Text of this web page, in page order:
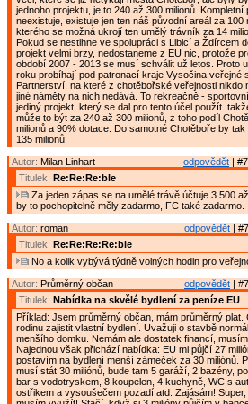
jednoho projektu, je to 240 až 300 milionů. Kompletní
neexistuje, existuje jen ten náš původní areál za 100
kterého se možná ukrojí ten umělý trávník za 14
Pokud se nestihne ve spolupráci s Libicí a Ždírcem
projekt velmi brzy, nedostaneme z EU nic, protože
období 2007 - 2013 se musí schválit už letos. Proto
roku probíhají pod patronací kraje Vysočina veřejné
Partnerství, na které z chotěbořské veřejnosti nikdo
jiné náměty na nich nedává. To rekreačně -
jediný projekt, který se dal pro tento účel použít.
může to být za 240 až 300 milionů, z toho podíl
milionů a 90% dotace. Do samotné Chotěboře by
135 milionů.
odpovědět |
Autor: Milan Linhart
Titulek: Re:Re:Re:ble
Za jeden zápas se na umělé trávě účtuje 3 500
by to pochopitelně měly zadarmo, FC také zadarmo.
odpovědět |
Autor: roman
Titulek: Re:Re:Re:Re:ble
No a kolik vybývá týdně volných hodin pro
odpovědět |
Autor: Průměrný občan
Titulek: Nabídka na skvělé bydlení za peníze EU
Příklad: Jsem průměrný občan, mám průměrný plat.
rodinu zajistit vlastní bydlení. Uvažuji o stavbě
menšího domku. Nemám ale dostatek financí,
Najednou však přichází nabídka: EU mi půjčí 27
postavím na bydlení menší zámeček za 30 miliónů.
musí stát 30 miliónů, bude tam 5 garáží, 2 bazény,
bar s vodotryskem, 8 koupelen, 4 kuchyně, WC s
ostřikem a vysoušečem pozadí atd. Zajásám!